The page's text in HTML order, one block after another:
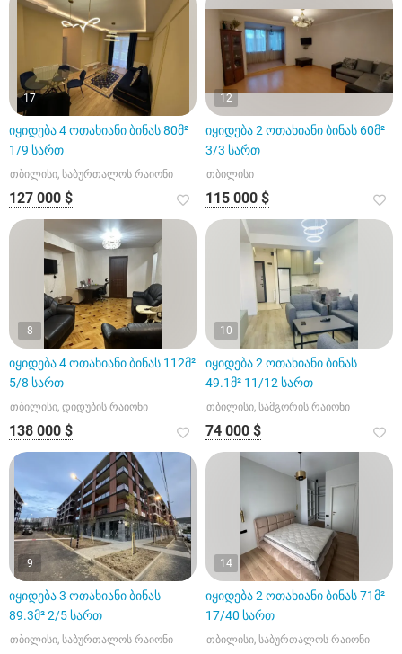
17
იყიდება 4 ოთახიანი ბინას 80მ²
1/9 სართ
თბილისი, საბურთალოს რაიონი
127 000 $
12
იყიდება 2 ოთახიანი ბინას 60მ²
3/3 სართ
თბილისი
115 000 $
8
იყიდება 4 ოთახიანი ბინას 112მ²
5/8 სართ
თბილისი, დიდუბის რაიონი
138 000 $
10
იყიდება 2 ოთახიანი ბინას
49.1მ² 11/12 სართ
თბილისი, სამგორის რაიონი
74 000 $
9
იყიდება 3 ოთახიანი ბინას
89.3მ² 2/5 სართ
თბილისი, საბურთალოს რაიონი
14
იყიდება 2 ოთახიანი ბინას 71მ²
17/40 სართ
თბილისი, საბურთალოს რაიონი